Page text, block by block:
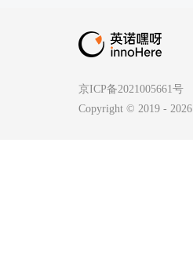
京ICP备2021005661号
Copyright © 2019 - 2026